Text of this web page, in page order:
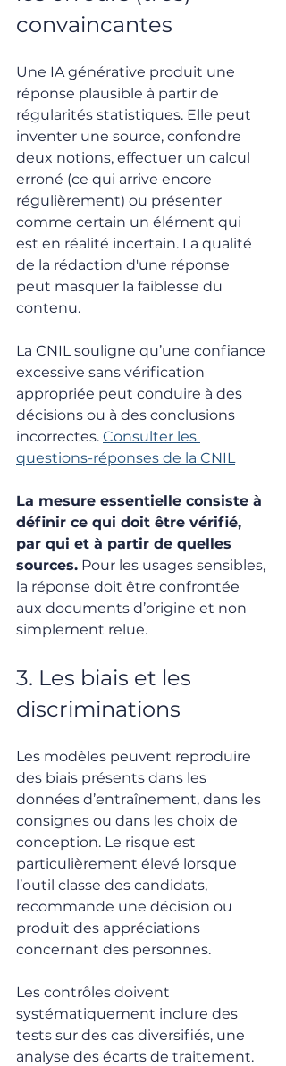
convaincantes
Une IA générative produit une
réponse plausible à partir de
régularités statistiques. Elle peut
inventer une source, confondre
deux notions, effectuer un calcul
erroné (ce qui arrive encore
régulièrement) ou présenter
comme certain un élément qui
est en réalité incertain. La qualité
de la rédaction d'une réponse
peut masquer la faiblesse du
contenu.
La CNIL souligne qu’une confiance
excessive sans vérification
appropriée peut conduire à des
décisions ou à des conclusions
incorrectes. Consulter les
questions-réponses de la CNIL
La mesure essentielle consiste à
définir ce qui doit être vérifié,
par qui et à partir de quelles
sources. Pour les usages sensibles,
la réponse doit être confrontée
aux documents d’origine et non
simplement relue.
3. Les biais et les
discriminations
Les modèles peuvent reproduire
des biais présents dans les
données d’entraînement, dans les
consignes ou dans les choix de
conception. Le risque est
particulièrement élevé lorsque
l’outil classe des candidats,
recommande une décision ou
produit des appréciations
concernant des personnes.
Les contrôles doivent
systématiquement inclure des
tests sur des cas diversifiés, une
analyse des écarts de traitement.